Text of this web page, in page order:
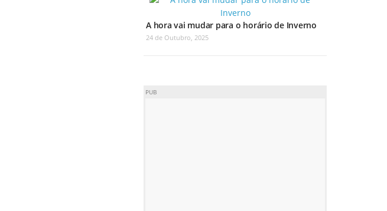
A hora vai mudar para o horário de Inverno
24 de Outubro, 2025
PUB